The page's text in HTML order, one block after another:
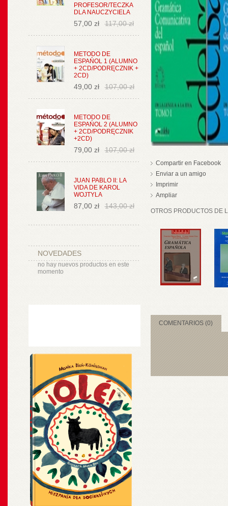
PROFESOR/TECZKA
DLA NAUCZYCIELA
57,00 zł 117,00 zł
METODO DE
ESPAŃOL 1 (ALUMNO
+ 2CD/PODRĘCZNIK +
2CD)
49,00 zł 107,00 zł
METODO DE
ESPAŃOL 2 (ALUMNO
+ 2CD/PODRĘCZNIK
+2CD)
79,00 zł 107,00 zł
JUAN PABLO II: LA
VIDA DE KAROL
WOJTYLA
87,00 zł 143,00 zł
NOVEDADES
no hay nuevos productos en este
momento
Compartir en Facebook
Enviar a un amigo
Imprimir
Ampliar
OTROS PRODUCTOS DE
COMENTARIOS (0)